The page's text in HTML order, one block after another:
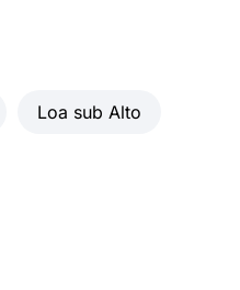
Loa sub Alto